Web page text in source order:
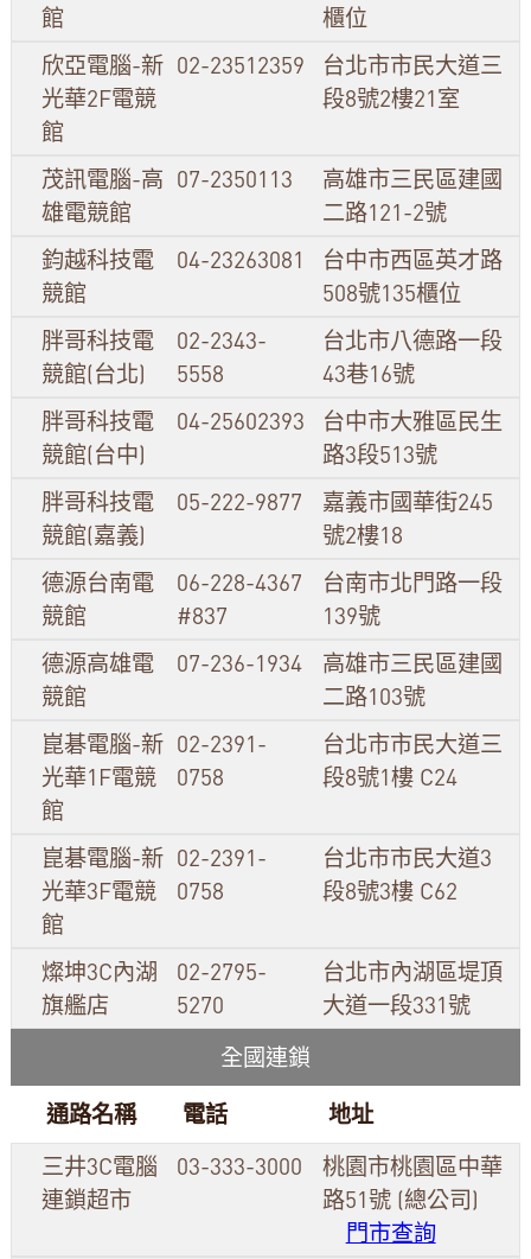
館
櫃位
欣亞電腦-新
光華2F電競
館
02-23512359
台北市市民大道三
段8號2樓21室
茂訊電腦-高
雄電競館
07-2350113
高雄市三民區建國
二路121-2號
鈞越科技電
競館
04-23263081
台中市西區英才路
508號135櫃位
胖哥科技電
競館(台北)
02-2343-
5558
台北市八德路一段
43巷16號
胖哥科技電
競館(台中)
04-25602393
台中市大雅區民生
路3段513號
胖哥科技電
競館(嘉義)
05-222-9877
嘉義市國華街245
號2樓18
德源台南電
競館
06-228-4367
#837
台南市北門路一段
139號
德源高雄電
競館
07-236-1934
高雄市三民區建國
二路103號
崑碁電腦-新
光華1F電競
館
02-2391-
0758
台北市市民大道三
段8號1樓 C24
崑碁電腦-新
光華3F電競
館
02-2391-
0758
台北市市民大道3
段8號3樓 C62
燦坤3C內湖
旗艦店
02-2795-
5270
台北市內湖區堤頂
大道一段331號
全國連鎖
通路名稱
電話
地址
三井3C電腦
連鎖超市
03-333-3000
桃園市桃園區中華
路51號 (總公司)
門市查詢